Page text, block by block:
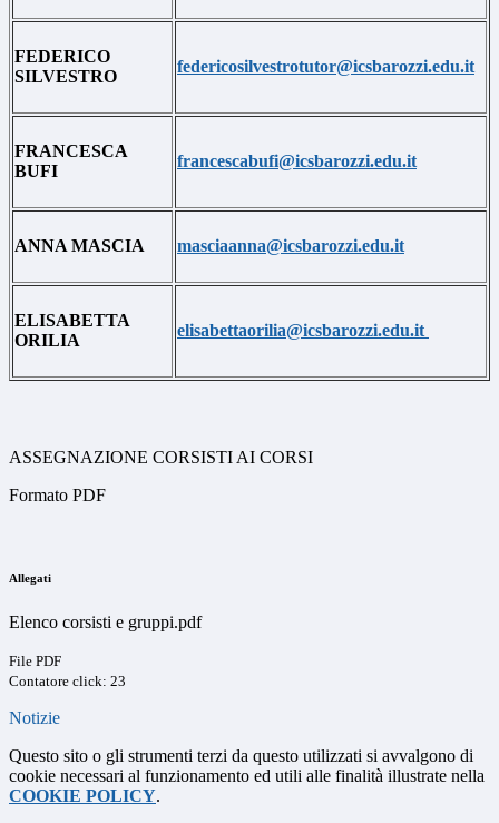
FEDERICO
SILVESTRO
federicosilvestrotutor@icsbarozzi.edu.it
FRANCESCA
BUFI
francescabufi@icsbarozzi.edu.it
ANNA MASCIA masciaanna@icsbarozzi.edu.it
ELISABETTA
ORILIA
elisabettaorilia@icsbarozzi.edu.it
ASSEGNAZIONE CORSISTI AI CORSI
Formato PDF
Allegati
Elenco corsisti e gruppi.pdf
File PDF
Contatore click: 23
Notizie
Questo sito o gli strumenti terzi da questo utilizzati si avvalgono di
cookie necessari al funzionamento ed utili alle finalità illustrate nella
COOKIE POLICY.